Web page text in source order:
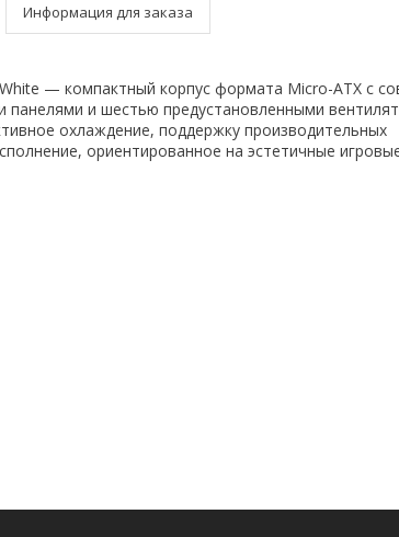
Информация для заказа
— компактный корпус формата Micro-ATX с
и шестью предустановленными
охлаждение, поддержку производительных
ориентированное на эстетичные